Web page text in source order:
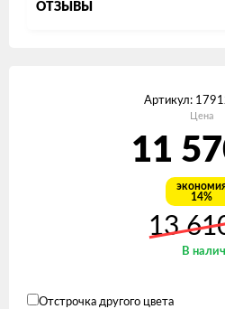
ОТЗЫВЫ
Артикул:
Цена
11
14%
13
В
Отстрочка другого цвета